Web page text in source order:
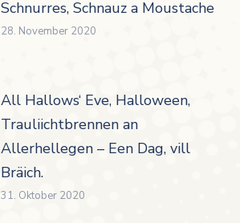
Schnurres, Schnauz a Moustache
28. November 2020
All Hallows‘ Eve, Halloween,
Trauliichtbrennen an
Allerhellegen – Een Dag, vill
Bräich.
31. Oktober 2020